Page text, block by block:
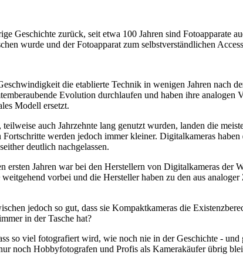
Geschichte zurück, seit etwa 100 Jahren sind Fotoapparate
wurde und der Fotoapparat zum selbstverständlichen
die etablierte Technik in wenigen Jahren nach
Evolution durchlaufen und haben ihre
Modell ersetzt.
auch Jahrzehnte lang genutzt wurden, landen die
werden jedoch immer kleiner. Digitalkameras
deutlich nachgelassen.
ersten Jahren war bei den Herstellern von Digitalkameras
vorbei und die Hersteller haben zu den aus
jedoch so gut, dass sie Kompaktkameras die
in der Tasche hat?
so viel fotografiert wird, wie noch nie in der Geschichte -
noch Hobbyfotografen und Profis als Kamerakäufer übrig